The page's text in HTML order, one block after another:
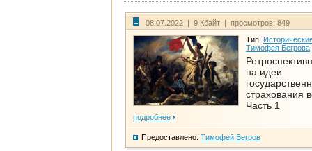
08.07.2022 | 9 Кбайт | просмотров: 849
Тип:
Тимофея Бегрова
на идеи
страхования
Часть 1
подробнее
Предоставлено: Тимофей Бегров